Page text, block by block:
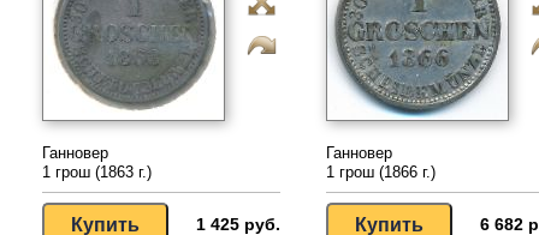
Ганновер
1 грош (1863 г.)
1 425 руб.
Ганновер
1 грош (1866 г.)
6 682